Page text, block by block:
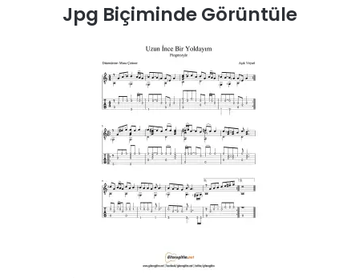
Jpg Biçiminde Görüntüle